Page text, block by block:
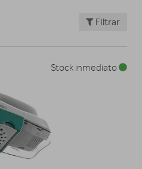
Filtrar
Stock inmediato